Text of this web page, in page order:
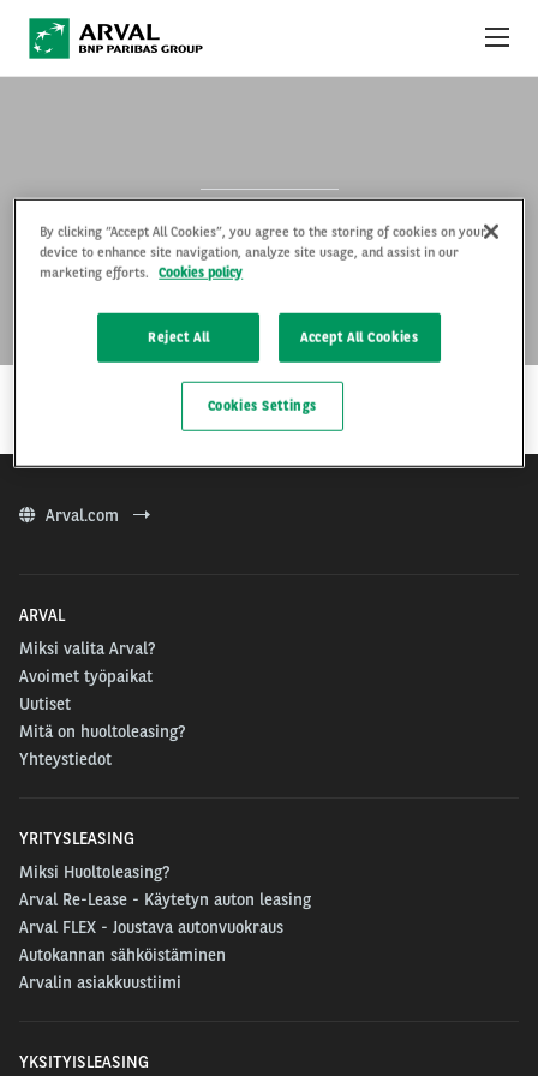
BAYON
Arval.com
ARVAL
Miksi valita Arval?
Avoimet työpaikat
Uutiset
Mitä on huoltoleasing?
Yhteystiedot
YRITYSLEASING
Miksi Huoltoleasing?
Arval Re-Lease - Käytetyn auton leasing
Arval FLEX - Joustava autonvuokraus
Autokannan sähköistäminen
Arvalin asiakkuustiimi
YKSITYISLEASING
ARVAL YRITYKSENÄ
By clicking “Accept All Cookies”, you agree to the storing of cookies on your
device to enhance site navigation, analyze site usage, and assist in our
marketing efforts.
Cookies policy
Reject All Accept All Cookies
Cookies Settings